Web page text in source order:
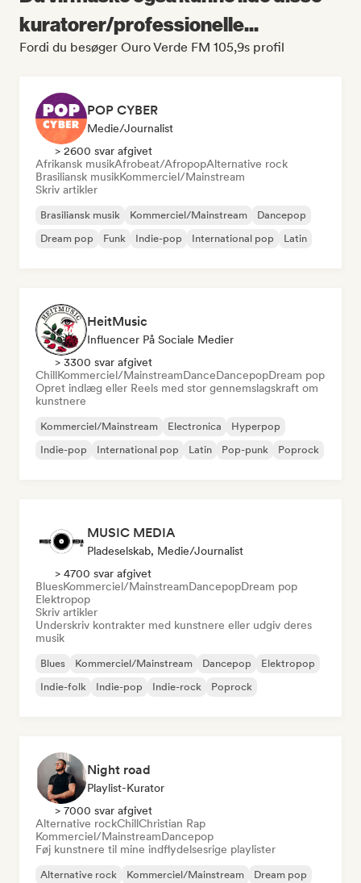
kuratorer/professionelle...
Fordi du besøger Ouro Verde FM 105,9s profil
POP CYBER
Medie/journalist
> 2600 svar afgivet
Afrikansk musikAfrobeat/AfropopAlternative rock
Brasiliansk musikKommerciel/Mainstream
Skriv artikler
Brasiliansk musik Kommerciel/Mainstream
Dancepop
Dream pop
Funk Indie-pop International pop Latin
HeitMusic
Influencer På Sociale Medier
> 3300 svar afgivet
ChillKommerciel/MainstreamDanceDancepopDream pop
Opret indlæg eller Reels med stor gennemslagskraft om
kunstnere
Kommerciel/Mainstream Electronica
Hyperpop
Indie-pop
International pop Latin Pop-punk Poprock
MUSIC MEDIA
Pladeselskab, Medie/journalist
> 4700 svar afgivet
BluesKommerciel/MainstreamDancepopDream pop
Elektropop
Skriv artikler
Underskriv kontrakter med kunstnere eller udgiv deres
musik
Blues Kommerciel/Mainstream Dancepop
Elektropop
Indie-folk
Indie-pop Indie-rock Poprock
Night road
Playlist-Kurator
> 7000 svar afgivet
Alternative rockChillChristian Rap
Kommerciel/MainstreamDancepop
Føj kunstnere til mine indflydelsesrige playlister
Alternative rock Kommerciel/Mainstream
Dream pop